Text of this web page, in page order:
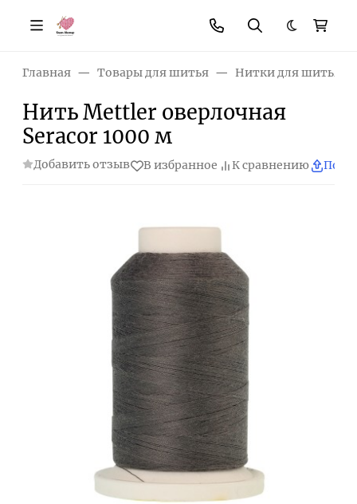
Темная
Главная Товары для шитья Нитки для шитья
Нить Mettler оверлочная
Seracor 1000 м
Добавить отзыв В избранное К сравнению